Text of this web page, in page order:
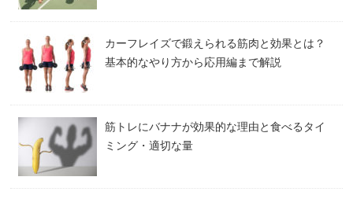
カーフレイズで鍛えられる筋肉と効果とは？
基本的なやり方から応用編まで解説
筋トレにバナナが効果的な理由と食べるタイ
ミング・適切な量